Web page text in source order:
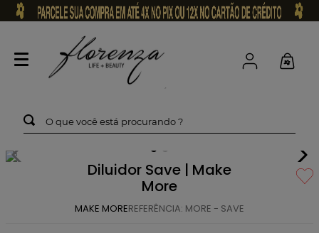
O que você está procurando ?
Diluidor Save | Make
More
MAKE MOREREFERÊNCIA: MORE - SAVE